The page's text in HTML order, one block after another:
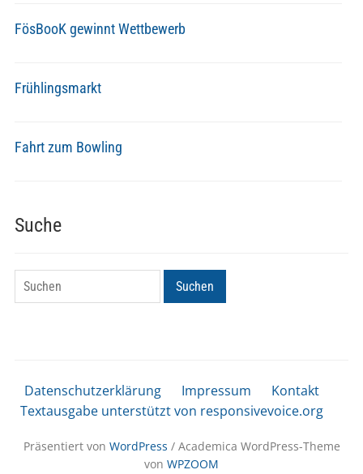
FösBooK gewinnt Wettbewerb
Frühlingsmarkt
Fahrt zum Bowling
Suche
Suchen Suchen
Datenschutzerklärung Impressum
Kontakt
Textausgabe unterstützt von responsivevoice.org
Präsentiert von WordPress / Academica WordPress-Theme
von WPZOOM